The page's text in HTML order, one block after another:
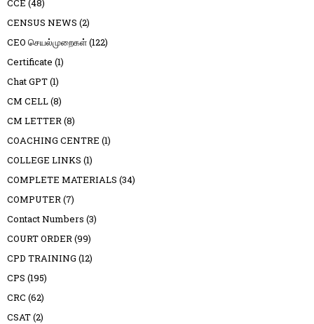
CCE (48)
CENSUS NEWS (2)
CEO செயல்முறைகள்(122)
Certificate (1)
Chat GPT(1)
CM CELL(8)
CM LETTER(8)
COACHING CENTRE (1)
COLLEGE LINKS (1)
COMPLETE MATERIALS (34)
COMPUTER(7)
Contact Numbers (3)
COURT ORDER(99)
CPD TRAINING (12)
CPS (195)
CRC (62)
CSAT(2)